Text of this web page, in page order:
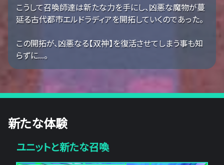
こうして召喚師達は新たな力を手にし、凶悪な魔物が蔓
延る古代都市エルドラディアを開拓していくのであった。
この開拓が、凶悪なる【双神】を復活させてしまう事も知
らずに...。
新たな体験
ユニットと新たな召喚